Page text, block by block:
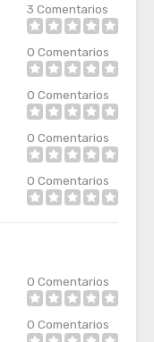
3 Comentarios
0 Comentarios
0 Comentarios
0 Comentarios
0 Comentarios
0 Comentarios
0 Comentarios